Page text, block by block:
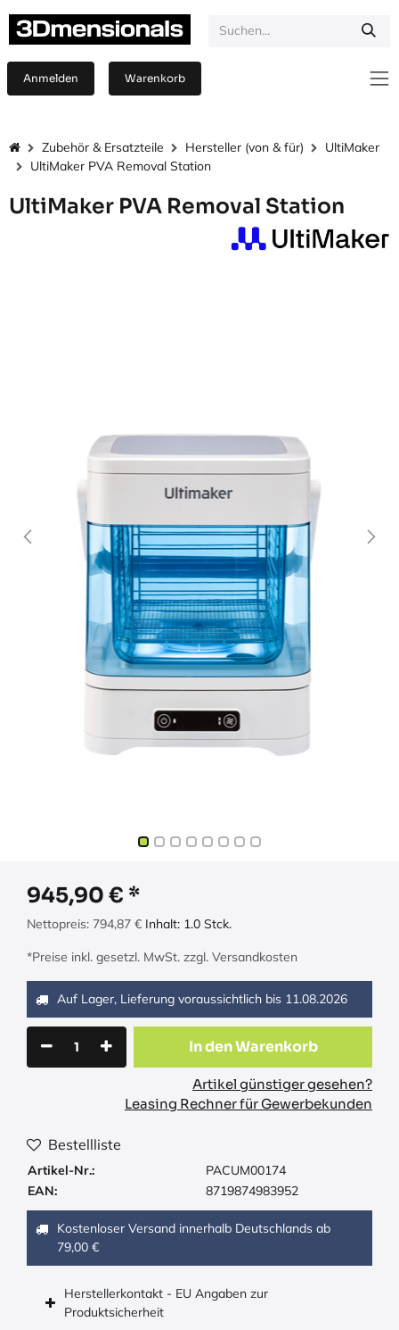
Anmelden Warenkorb
Zubehör & Ersatzteile Hersteller (von & für)
UltiMaker
UltiMaker PVA Removal Station
UltiMaker PVA Removal Station
945,90 €
Nettopreis: 794,87 € Inhalt: 1.0 Stck.
*Preise inkl. gesetzl. MwSt. zzgl. Versandkosten
Auf Lager, Lieferung voraussichtlich bis 11.08.2026
In den Warenkorb
Artikel günstiger gesehen?
Leasing Rechner für Gewerbekunden
Bestellliste
Artikel-Nr.:
PACUM00174
EAN:
8719874983952
Kostenloser Versand innerhalb Deutschlands ab
79,00 €
Herstellerkontakt - EU Angaben zur
Produktsicherheit